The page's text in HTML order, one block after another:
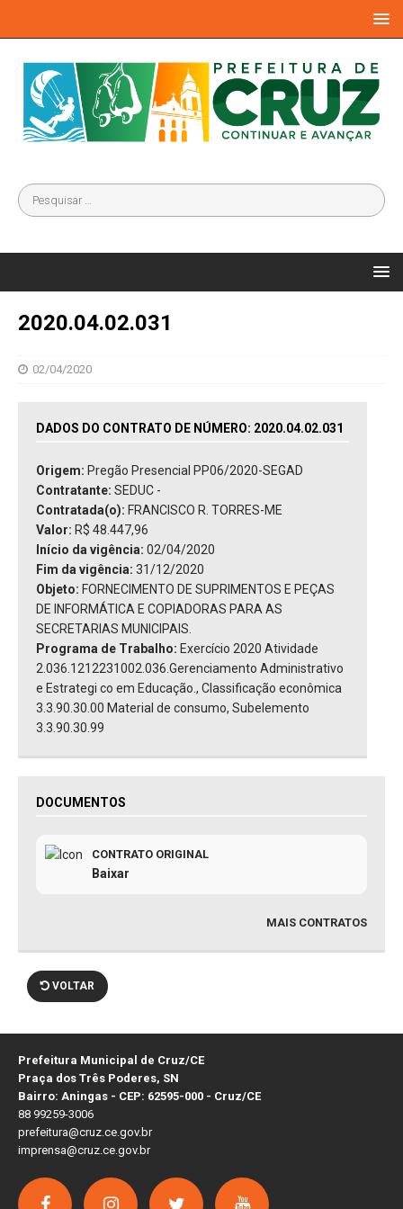
2020.04.02.031
02/04/2020
DADOS DO CONTRATO DE NÚMERO: 2020.04.02.031
Origem: Pregão Presencial PP06/2020-SEGAD
Contratante: SEDUC -
Contratada(o): FRANCISCO R. TORRES-ME
Valor: R$ 48.447,96
Início da vigência: 02/04/2020
Fim da vigência: 31/12/2020
Objeto: FORNECIMENTO DE SUPRIMENTOS E PEÇAS
DE INFORMÁTICA E COPIADORAS PARA AS
SECRETARIAS MUNICIPAIS.
Programa de Trabalho: Exercício 2020 Atividade
2.036.1212231002.036.Gerenciamento Administrativo
e Estrategi co em Educação., Classificação econômica
3.3.90.30.00 Material de consumo, Subelemento
3.3.90.30.99
DOCUMENTOS
CONTRATO ORIGINAL
Baixar
MAIS CONTRATOS
VOLTAR
Prefeitura Municipal de Cruz/CE
Praça dos Três Poderes, SN
Bairro: Aningas - CEP: 62595-000 - Cruz/CE
88 99259-3006
prefeitura@cruz.ce.gov.br
imprensa@cruz.ce.gov.br